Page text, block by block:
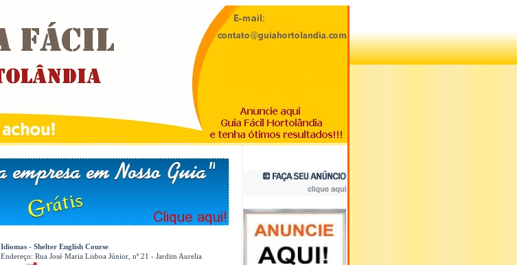
Idiomas - Shelter English Course
Endereço: Rua José Maria Lisboa Júnior, nº 21 - Jardim Aurelia